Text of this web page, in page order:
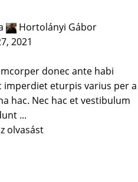
Hortolányi Gábor
2021
donec ante habi
imperdiet eturpis varius per a
hac. Nec hac et vestibulum
...
olvasást